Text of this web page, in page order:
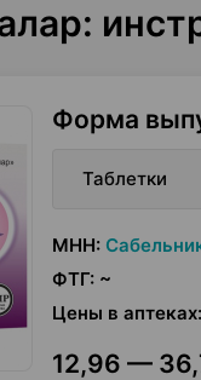
Форма
Таблетки
МНН:
ФТГ: ~
Цены в аптеках:
12,96 —